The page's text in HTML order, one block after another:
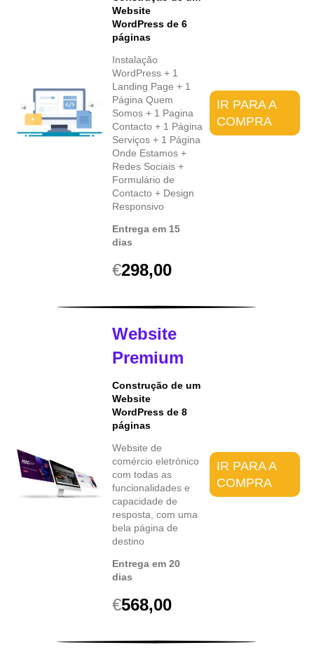
Website
WordPress de 6
páginas
Instalação
WordPress + 1
Landing Page + 1
Página Quem
Somos + 1 Pagina
Contacto + 1 Página
Serviços + 1 Página
Onde Estamos +
Redes Sociais +
Formulário de
Contacto + Design
Responsivo
Entrega em 15
dias
€298,00
IR PARA A
COMPRA
Website
Premium
Construção de um
Website
WordPress de 8
páginas
Website de
comércio eletrónico
com todas as
funcionalidades e
capacidade de
resposta, com uma
bela página de
destino
Entrega em 20
dias
€568,00
IR PARA A
COMPRA